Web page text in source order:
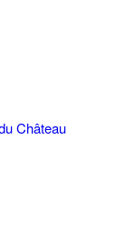
Château